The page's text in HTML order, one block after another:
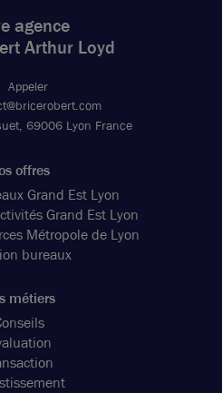
agence
Arthur Loyd
Appeler
69006 Lyon France
offres
Grand Est Lyon
Grand Est Lyon
Métropole de Lyon
bureaux
métiers